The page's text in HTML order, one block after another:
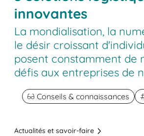
innovantes
La mondialisation, la
le désir croissant
posent constamment de
défis aux entreprises de
Conseils & connaissances
Actualités et savoir-faire